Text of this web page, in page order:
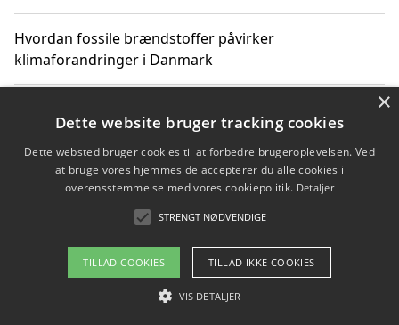
Hvordan fossile brændstoffer påvirker
klimaforandringer i Danmark
klimaændringer
Hvordan citater om fossile brændstoffer kan ændre
Copyright 2026 - Pilanto Aps
Om / kontakt
×
Dette website bruger tracking cookies
Dette websted bruger cookies til at forbedre brugeroplevelsen. Ved
at bruge vores hjemmeside accepterer du alle cookies i
overensstemmelse med vores cookiepolitik. Detaljer
STRENGT NØDVENDIGE
TILLAD COOKIES TILLAD IKKE COOKIES
VIS DETALJER